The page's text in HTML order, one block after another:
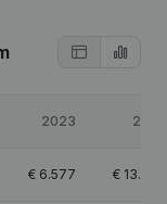
2023 2022
€ 6.577 € 13.878